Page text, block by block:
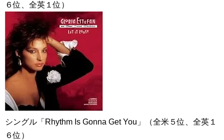
６位、全英１位）
シングル「Rhythm Is Gonna Get You」（全米５位、全英１
６位）